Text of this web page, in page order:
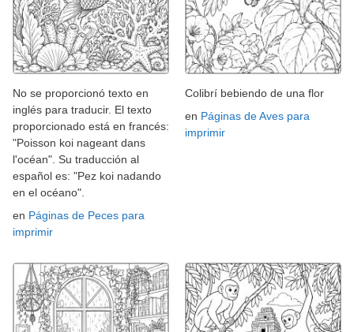
No se proporcionó texto en
inglés para traducir. El texto
proporcionado está en francés:
"Poisson koi nageant dans
l'océan". Su traducción al
español es: "Pez koi nadando
en el océano".
en Páginas de Peces para
imprimir
Colibrí bebiendo de una flor
en Páginas de Aves para
imprimir